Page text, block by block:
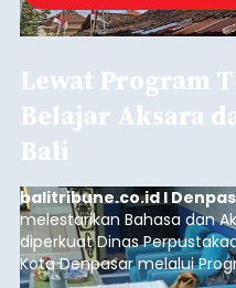
Lewat Program
Belajar Aksara
Bali
balitribune.co.id I
melestarikan Bahasa dan
diperkuat Dinas
Kota Denpasar melalui